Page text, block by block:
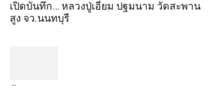
เปิดบันทึก… หลวงปู่เอี่ยม ​ปฐม​นาม​ วัดสะพาน
สูง​ จว.นนทบุรี